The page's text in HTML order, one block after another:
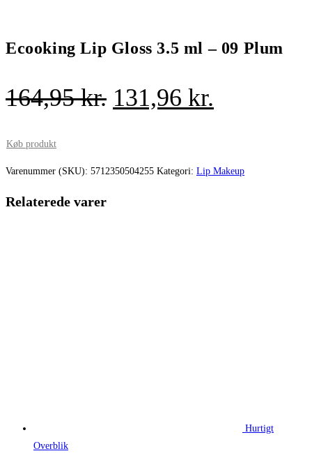
Ecooking Lip Gloss 3.5 ml – 09 Plum
164,95kr. Den
var:
131,96 kr.
er:
Køb produkt
Varenummer (SKU): 5712350504255 Kategori: Lip Makeup
Relaterede varer
Hurtigt
Overblik